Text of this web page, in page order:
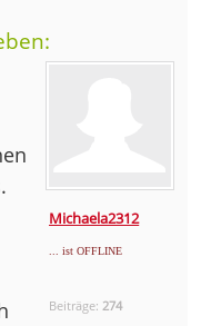
Michaela2312
... ist OFFLINE
Beiträge: 274